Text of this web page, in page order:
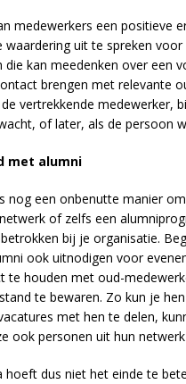
medewerkers een positieve
uit te spreken
kan meedenken over een
brengen met relevante
vertrekkende medewerker,
of later, als de persoon
met alumni
nog een onbenutte manier
of zelfs een
bij je organisatie.
ook uitnodigen voor
te houden met oud-
te bewaren. Zo kun je
met hen te delen,
ook personen uit hun
hoeft dus niet het einde te